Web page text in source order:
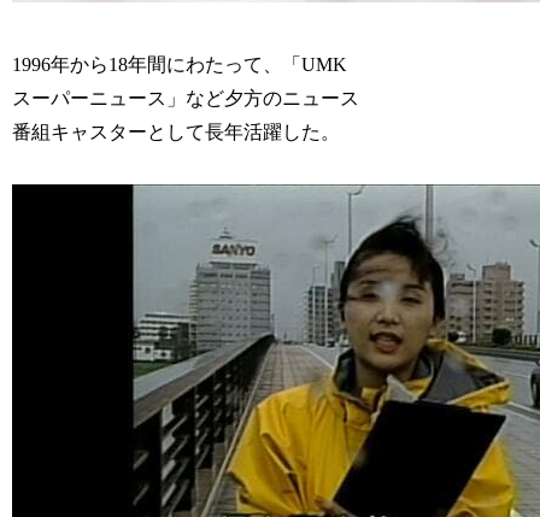
1996年から18年間にわたって、「UMK
スーパーニュース」など夕方のニュース
番組キャスターとして長年活躍した。